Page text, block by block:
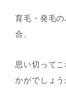
育毛・発毛
合、
思い切って
かがでしょう